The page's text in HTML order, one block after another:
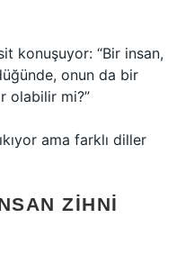
konuşuyor: “Bir insan,
onun da bir
olabilir mi?”
ama farklı diller
ZIHNI